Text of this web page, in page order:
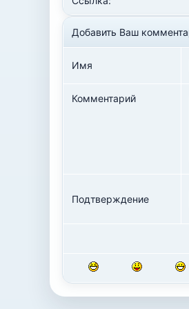
Добавить Ваш
Имя
Комментарий
Подтверждение